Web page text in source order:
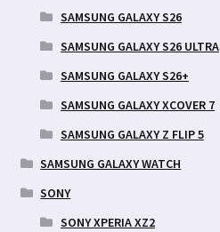
SAMSUNG GALAXY S26
SAMSUNG GALAXY S26 ULTRA
SAMSUNG GALAXY S26+
SAMSUNG GALAXY XCOVER 7
SAMSUNG GALAXY Z FLIP 5
SAMSUNG GALAXY WATCH
SONY
SONY XPERIA XZ2